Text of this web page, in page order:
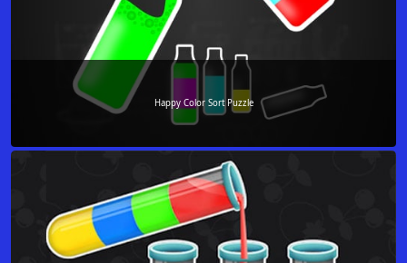
Happy Color Sort Puzzle